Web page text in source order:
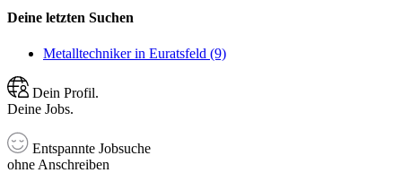
Deine letzten Suchen
Metalltechniker in Euratsfeld (9)
Dein Profil.
Deine Jobs.
Entspannte Jobsuche
ohne Anschreiben